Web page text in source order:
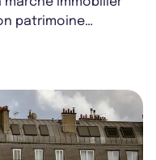
patrimoine